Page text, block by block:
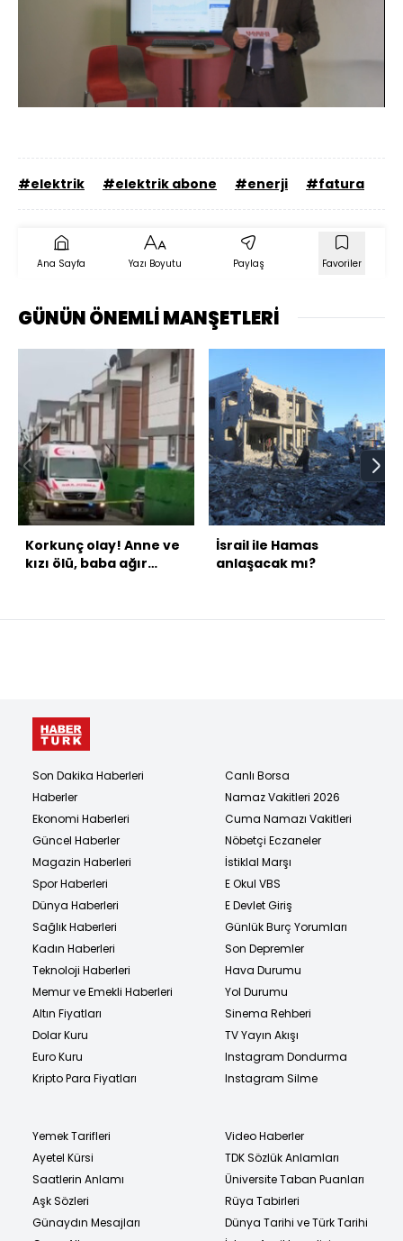
Sesi
Aç
Yüklendi
24.46%
Oynatma
Hızı
#elektrik #elektrik abone #enerji #fatura
Ana Sayfa Yazı Boyutu Paylaş Favoriler
GÜNÜN ÖNEMLİ MANŞETLERİ
Korkunç olay! Anne ve
kızı ölü, baba ağır
İsrail ile Hamas
anlaşacak mı?
Son Dakika Haberleri
Haberler
Ekonomi Haberleri
Güncel Haberler
Magazin Haberleri
Spor Haberleri
Dünya Haberleri
Sağlık Haberleri
Kadın Haberleri
Teknoloji Haberleri
Memur ve Emekli Haberleri
Altın Fiyatları
Dolar Kuru
Euro Kuru
Kripto Para Fiyatları
Canlı Borsa
Namaz Vakitleri 2026
Cuma Namazı Vakitleri
Nöbetçi Eczaneler
İstiklal Marşı
E Okul VBS
E Devlet Giriş
Günlük Burç Yorumları
Son Depremler
Hava Durumu
Yol Durumu
Sinema Rehberi
TV Yayın Akışı
Instagram Dondurma
Instagram Silme
Yemek Tarifleri
Ayetel Kürsi
Saatlerin Anlamı
Aşk Sözleri
Günaydın Mesajları
Video Haberler
TDK Sözlük Anlamları
Üniversite Taban Puanları
Rüya Tabirleri
Dünya Tarihi ve Türk Tarihi